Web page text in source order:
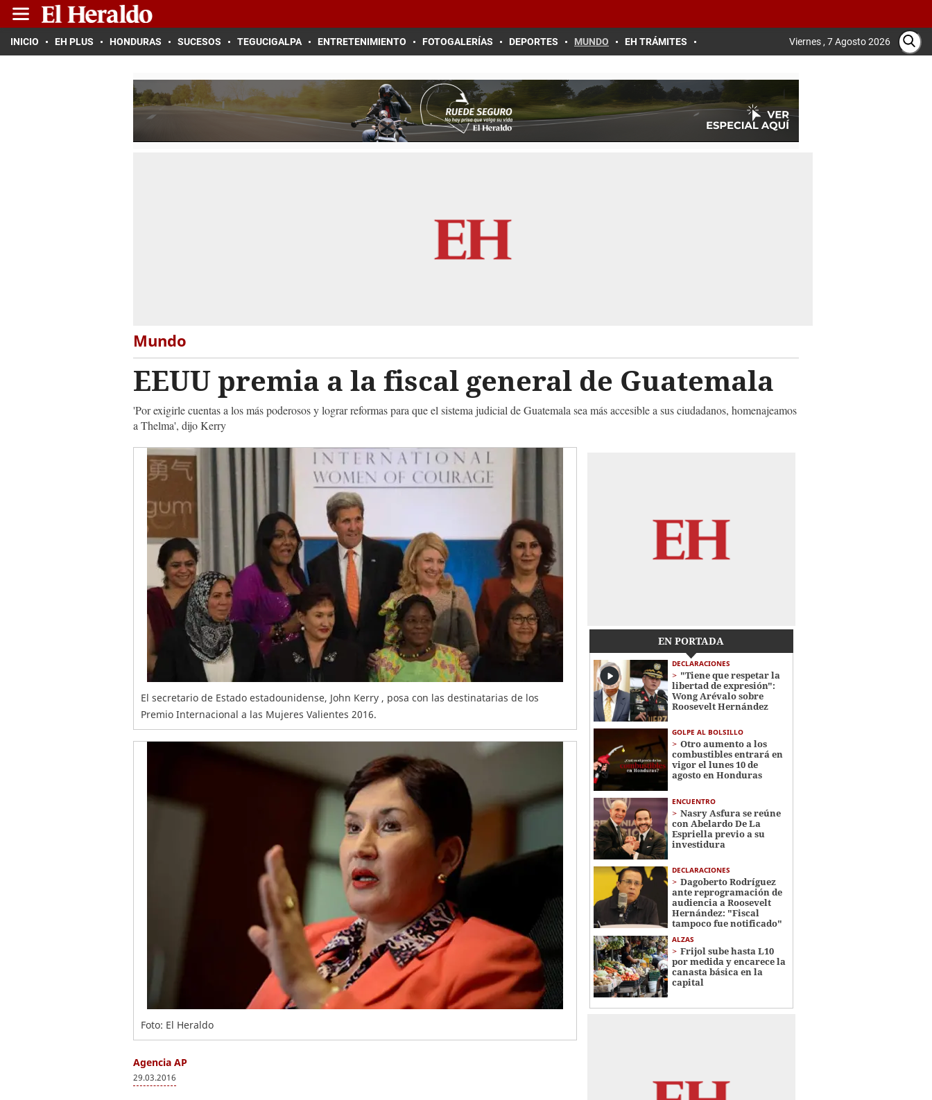
INICIO EH PLUS HONDURAS SUCESOS TEGUCIGALPA ENTRETENIMIENTO FOTOGALERÍAS DEPORTES MUNDO EH TRÁMITES Viernes , 7 Agosto 2026
Mundo
EEUU premia a la fiscal general de Guatemala
'Por exigirle cuentas a los más poderosos y lograr reformas para que el sistema judicial de Guatemala sea más accesible a sus ciudadanos, homenajeamos
a Thelma', dijo Kerry
El secretario de Estado estadounidense, John Kerry , posa con las destinatarias de los
Premio Internacional a las Mujeres Valientes 2016.
Foto: El Heraldo
Agencia AP
29.03.2016
EN PORTADA
DECLARACIONES
"Tiene que respetar la
libertad de expresión":
Wong Arévalo sobre
Roosevelt Hernández
GOLPE AL BOLSILLO
Otro aumento a los
combustibles entrará en
vigor el lunes 10 de
agosto en Honduras
ENCUENTRO
Nasry Asfura se reúne
con Abelardo De La
Espriella previo a su
investidura
DECLARACIONES
Dagoberto Rodríguez
ante reprogramación de
audiencia a Roosevelt
Hernández: "Fiscal
tampoco fue notificado"
ALZAS
Frijol sube hasta L10
por medida y encarece la
canasta básica en la
capital